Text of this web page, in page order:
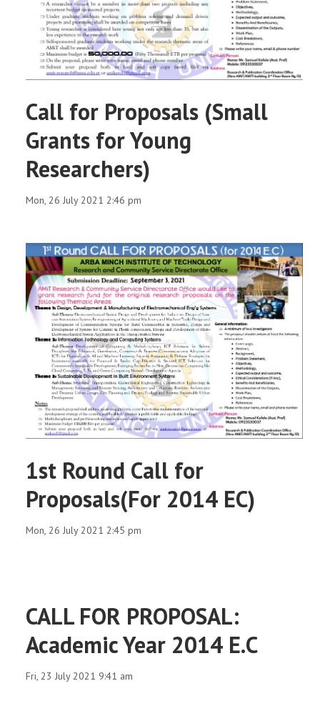
Call for Proposals (Small
Grants for Young
Researchers)
Mon, 26 July 2021 2:46 pm
1st Round Call for
Proposals(For 2014 EC)
Mon, 26 July 2021 2:45 pm
CALL FOR PROPOSAL:
Academic Year 2014 E.C
Fri, 23 July 2021 9:41 am